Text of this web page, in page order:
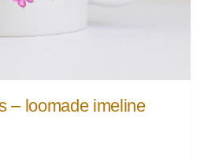
– loomade imeline